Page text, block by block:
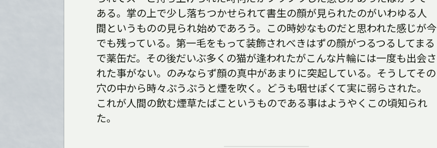
ある。掌の上で少し落ちつかせられて書生の顔が見られたのがいわゆる人
間というものの見られ始めであろう。この時妙なものだと思われた感じが今
でも残っている。第一毛をもって装飾されべきはずの顔がつるつるしてまる
で薬缶だ。その後だいぶ多くの猫が逢われたがこんな片輪には一度も出会さ
れた事がない。のみならず顔の真中があまりに突起している。そうしてその
穴の中から時々ぷうぷうと煙を吹く。どうも咽せぽくて実に弱らされた。
これが人間の飲む煙草たばこというものである事はようやくこの頃知られ
た。